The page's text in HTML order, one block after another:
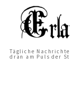
Tägliche
dran am Puls der